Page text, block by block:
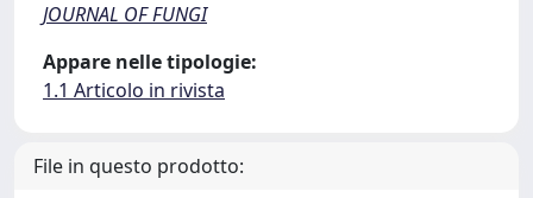
JOURNAL OF FUNGI
Appare nelle tipologie:
1.1 Articolo in rivista
File in questo prodotto: